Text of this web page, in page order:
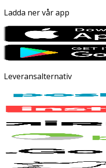
Ladda ner vår app
Leveransalternativ